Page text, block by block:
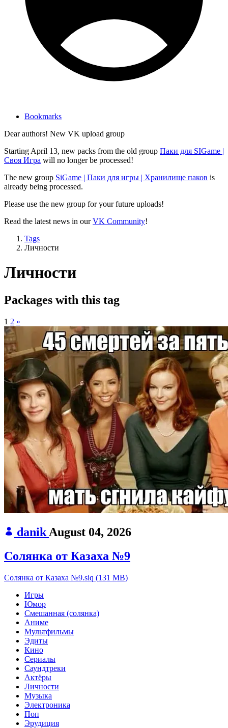
Bookmarks
Dear authors! New VK upload group
Starting April 13, new packs from the old group Паки для SIGame |
Своя Игра will no longer be processed!
The new group SiGame | Паки для игры | Хранилище паков is
already being processed.
Please use the new group for your future uploads!
Read the latest news in ourVK Community!
Tags
Личности
Личности
Packages with this tag
1 2 »
danik August 04, 2026
Солянка от Казаха №9
Солянка от Казаха №9.siq (131 MB)
Игры
Юмор
Смешанная (солянка)
Аниме
Мультфильмы
Эдиты
Кино
Сериалы
Саундтреки
Актёры
Личности
Музыка
Электроника
Поп
Эрудиция